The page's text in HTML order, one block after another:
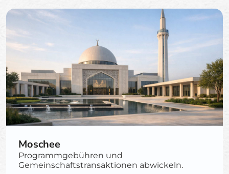
Moschee
Programmgebühren und
Gemeinschaftstransaktionen abwickeln.